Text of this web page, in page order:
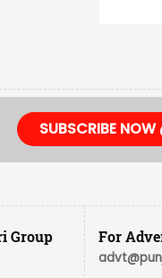
SUBSCRIBE
Group For